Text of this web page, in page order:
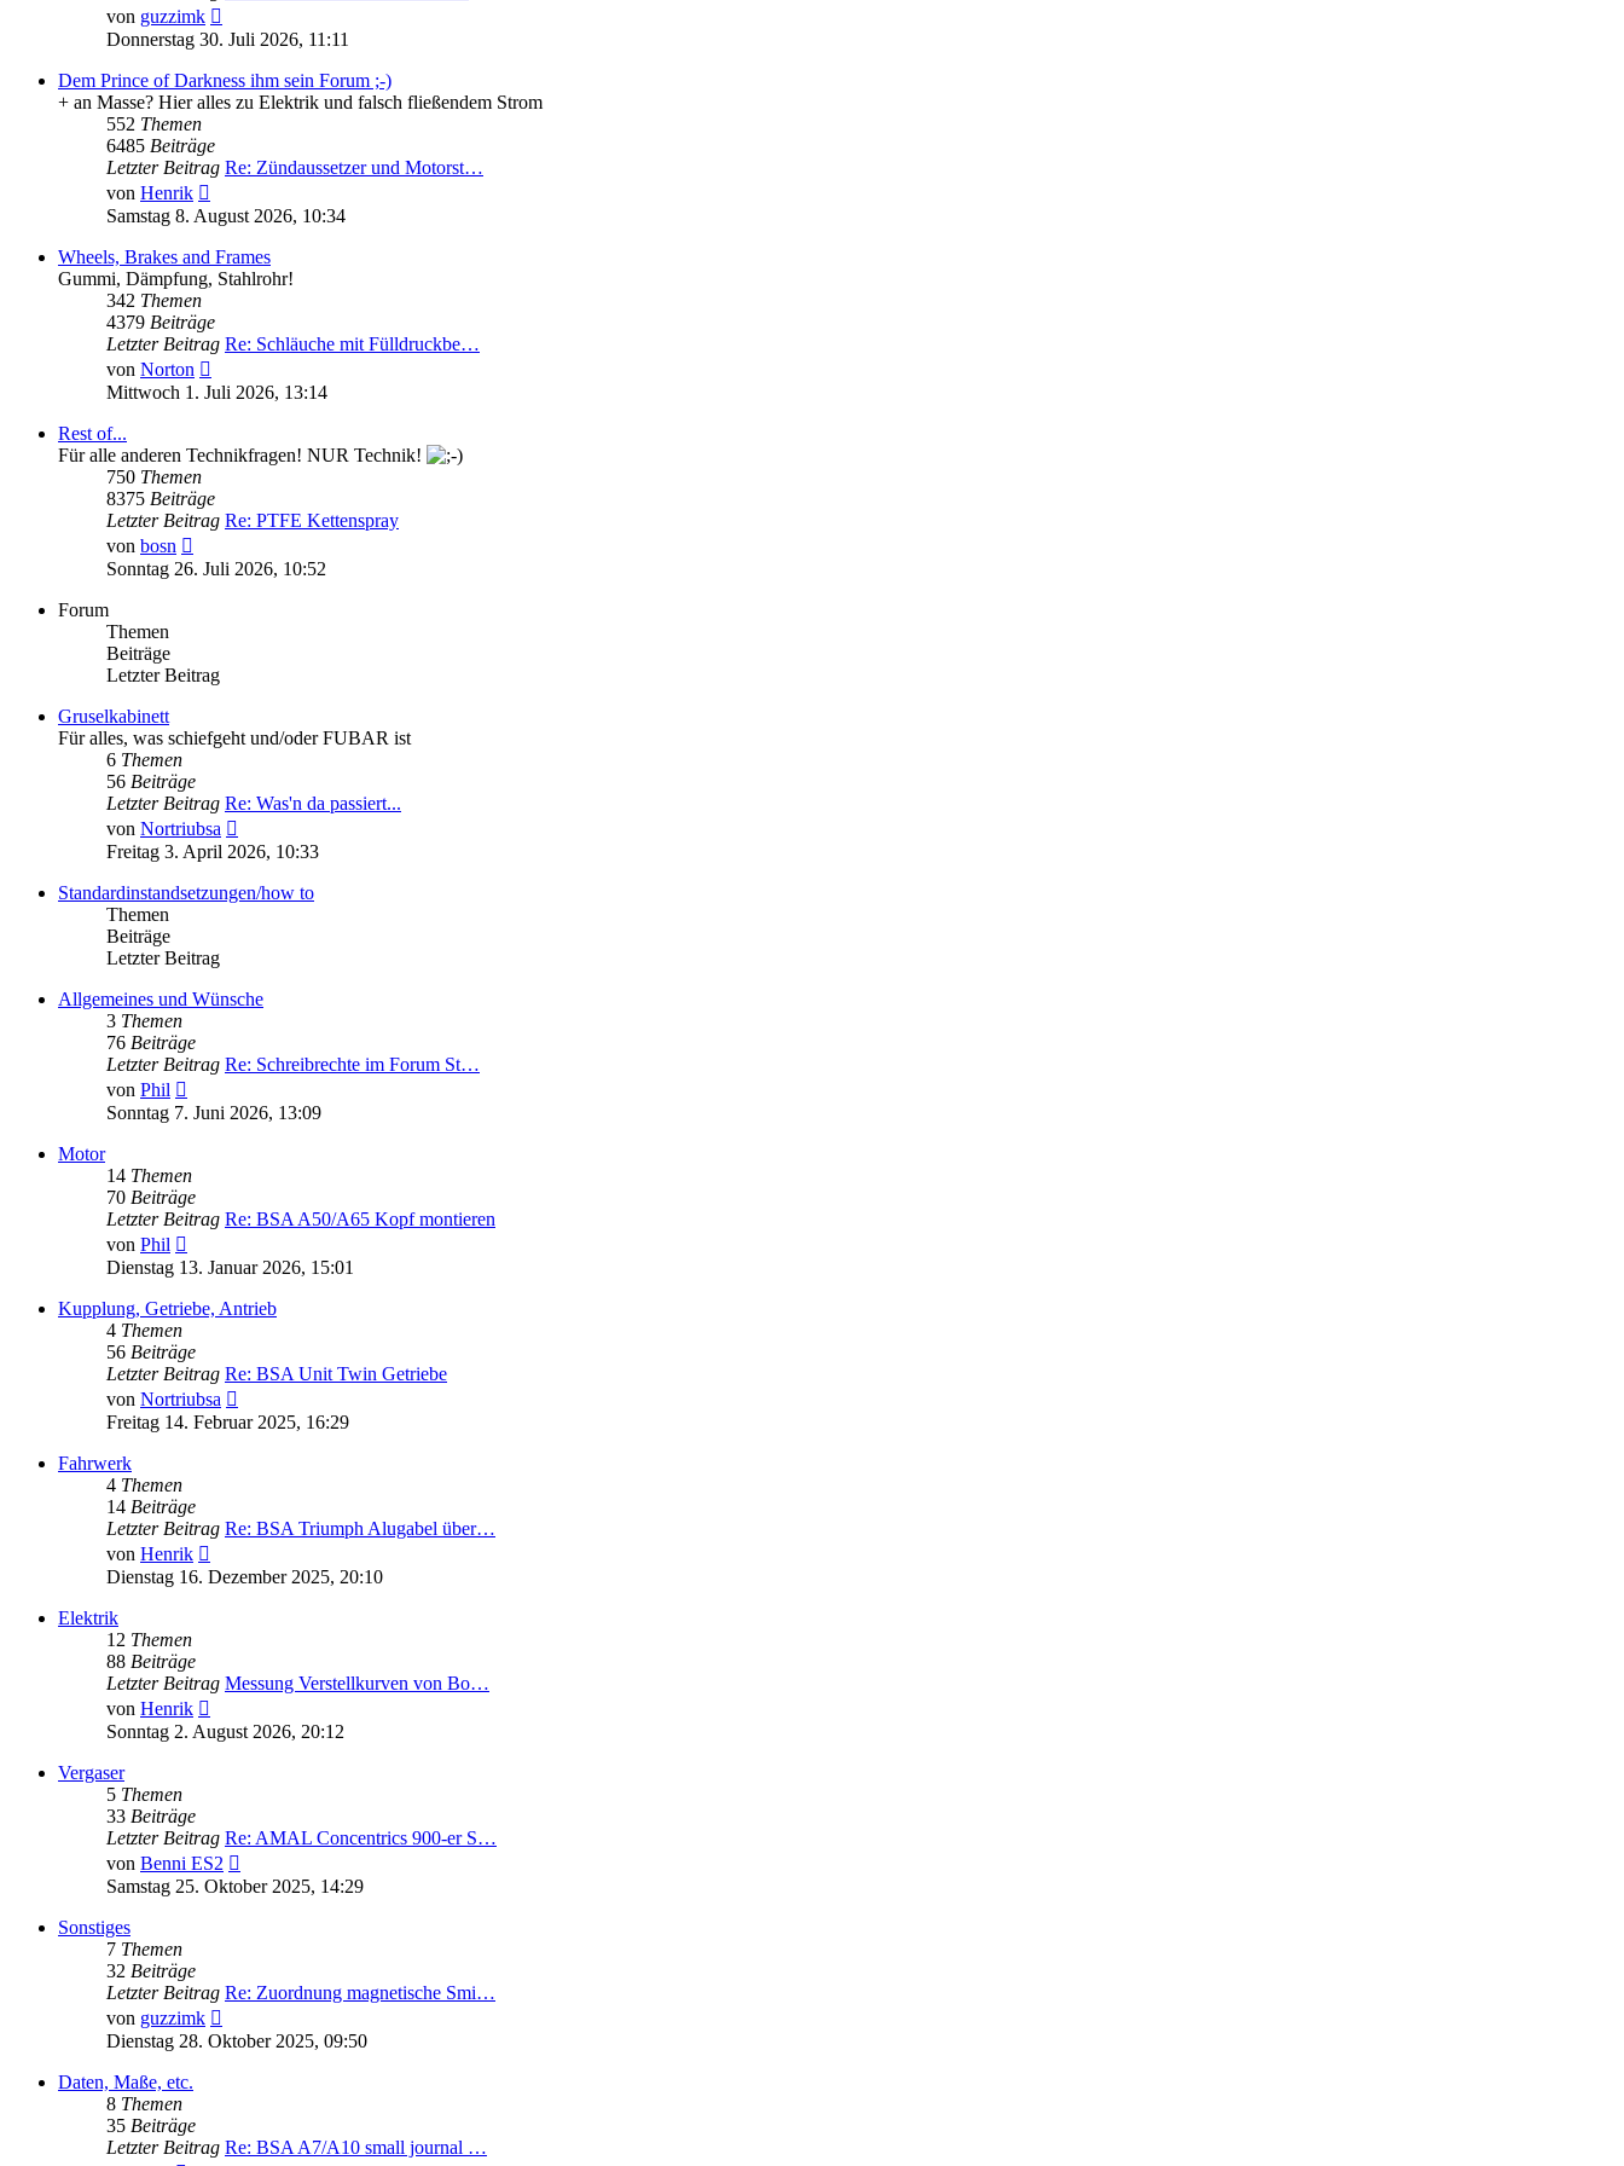
von guzzimk
Beitrag
Donnerstag 30. Juli 2026, 11:11
Dem Prince of Darkness ihm sein Forum ;-)
+ an Masse? Hier alles zu Elektrik und falsch fließendem Strom
552 Themen
6485 Beiträge
Letzter Beitrag Re: Zündaussetzer und Motorst…
von Henrik
Beitrag
Samstag 8. August 2026, 10:34
Wheels, Brakes and Frames
Gummi, Dämpfung, Stahlrohr!
342 Themen
4379 Beiträge
Letzter Beitrag Re: Schläuche mit Fülldruckbe…
von Norton
Beitrag
Mittwoch 1. Juli 2026, 13:14
Rest of...
Für alle anderen Technikfragen! NUR Technik!
750 Themen
8375 Beiträge
Letzter Beitrag Re: PTFE Kettenspray
von bosn
Beitrag
Sonntag 26. Juli 2026, 10:52
Forum
Themen
Beiträge
Letzter Beitrag
Gruselkabinett
Für alles, was schiefgeht und/oder FUBAR ist
6 Themen
56 Beiträge
Letzter Beitrag Re: Was'n da passiert...
von Nortriubsa
Beitrag
Freitag 3. April 2026, 10:33
Standardinstandsetzungen/how to
Themen
Beiträge
Letzter Beitrag
Allgemeines und Wünsche
3 Themen
76 Beiträge
Letzter Beitrag Re: Schreibrechte im Forum St…
von Phil
Beitrag
Sonntag 7. Juni 2026, 13:09
Motor
14 Themen
70 Beiträge
Letzter Beitrag Re: BSA A50/A65 Kopf montieren
von Phil
Beitrag
Dienstag 13. Januar 2026, 15:01
Kupplung, Getriebe, Antrieb
4 Themen
56 Beiträge
Letzter Beitrag Re: BSA Unit Twin Getriebe
von Nortriubsa
Beitrag
Freitag 14. Februar 2025, 16:29
Fahrwerk
4 Themen
14 Beiträge
Letzter Beitrag Re: BSA Triumph Alugabel über…
von Henrik
Beitrag
Dienstag 16. Dezember 2025, 20:10
Elektrik
12 Themen
88 Beiträge
Letzter Beitrag Messung Verstellkurven von Bo…
von Henrik
Beitrag
Sonntag 2. August 2026, 20:12
Vergaser
5 Themen
33 Beiträge
Letzter Beitrag Re: AMAL Concentrics 900-er S…
von Benni ES2
Beitrag
Samstag 25. Oktober 2025, 14:29
Sonstiges
7 Themen
32 Beiträge
Letzter Beitrag Re: Zuordnung magnetische Smi…
von guzzimk
Beitrag
Dienstag 28. Oktober 2025, 09:50
Daten, Maße, etc.
8 Themen
35 Beiträge
Letzter Beitrag Re: BSA A7/A10 small journal …